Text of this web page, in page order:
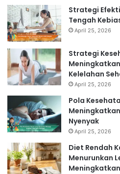
Strategi
Tengah
April 25, 2026
Strategi
Kelelahan
April 25, 2026
Pola
Nyenyak
April 25, 2026
Diet Rendah
Menurunkan